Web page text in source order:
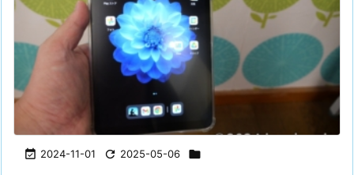
 2024-11-01  2025-05-06 